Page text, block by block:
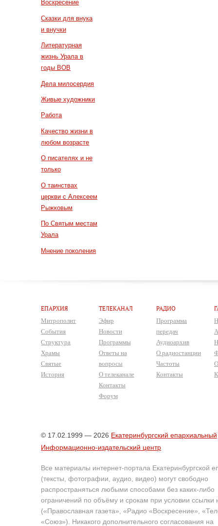
Воскресение
Сказки для внука
и внучки
Литературная
жизнь Урала в
годы ВОВ
Дела милосердия
Живые художники
Работа
Качество жизни в
любом возрасте
О писателях и не
только
О таинствах
церкви с Алексеем
Рыжковым
По Святым местам
Урала
Мнение поколения
ЕПАРХИЯ
Митрополит
События
Структура
Храмы
Святые
История
ТЕЛЕКАНАЛ
Эфир
Новости
Программы
Ответы на
вопросы
О телеканале
Контакты
Форум
РАДИО
Программа
передач
Аудиоархив
О радиостанции
Частоты
Контакты
© 17.02.1999 — 2026 Екатеринбургский епархиальный
Информационно-издательский центр
Все материалы интернет-портала Екатеринбургской
(тексты, фотографии, аудио, видео) могут свободно
распространяться любыми способами без каких-либо
ограничений по объёму и срокам при условии ссылки
(«Православная газета», «Радио «Воскресение»,
«Союз»). Никакого дополнительного согласования на